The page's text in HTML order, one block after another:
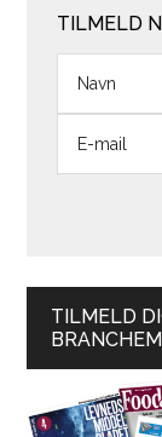
TILMELD
TILMELD